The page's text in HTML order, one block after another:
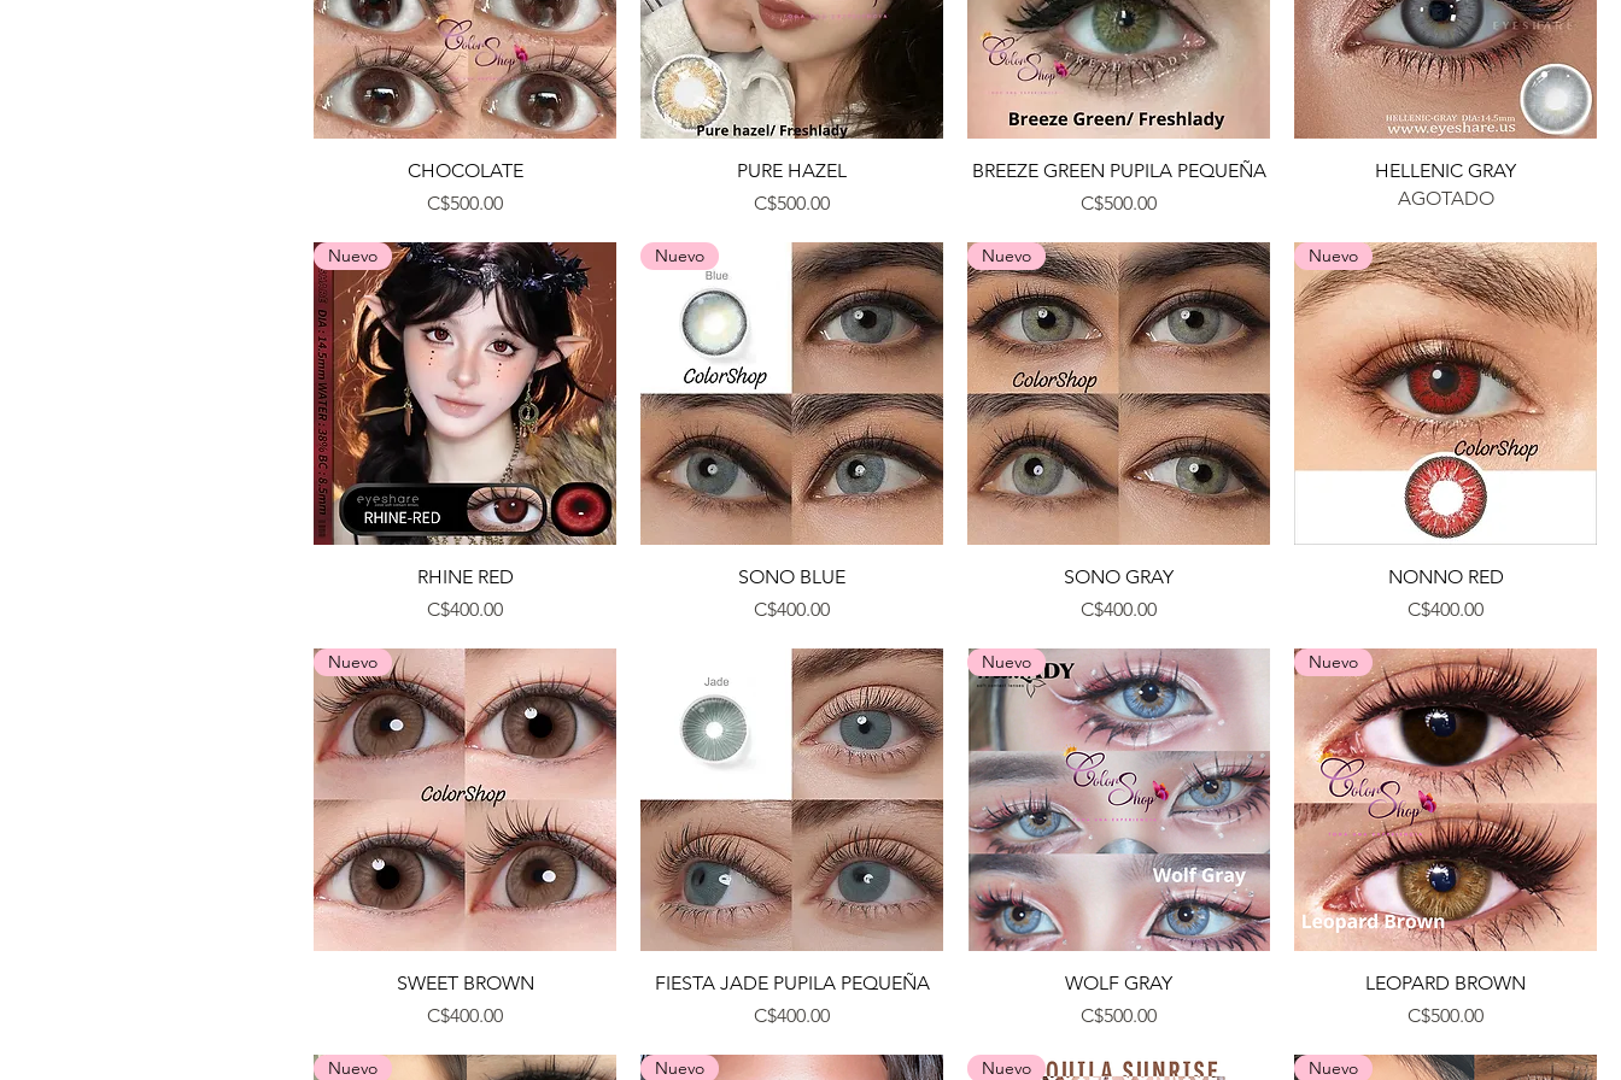
Vista rápida
CHOCOLATE
Precio
C$500.00
Vista rápida
PURE HAZEL
Precio
C$500.00
Vista rápida
BREEZE GREEN PUPILA PEQUEÑA
Precio
C$500.00
Vista rápida
HELLENIC GRAY
AGOTADO
Vista rápida
Nuevo
RHINE RED
Precio
C$400.00
Vista rápida
Nuevo
SONO BLUE
Precio
C$400.00
Vista rápida
Nuevo
SONO GRAY
Precio
C$400.00
Vista rápida
Nuevo
NONNO RED
Precio
C$400.00
Vista rápida
Nuevo
SWEET BROWN
Precio
C$400.00
Vista rápida
FIESTA JADE PUPILA PEQUEÑA
Precio
C$400.00
Vista rápida
Nuevo
WOLF GRAY
Precio
C$500.00
Vista rápida
Nuevo
LEOPARD BROWN
Precio
C$500.00
Nuevo Nuevo Nuevo Nuevo